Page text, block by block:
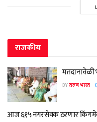
राजकीय
BYतरुण भारत
आज ६१५ नगरसेवक ठरणार